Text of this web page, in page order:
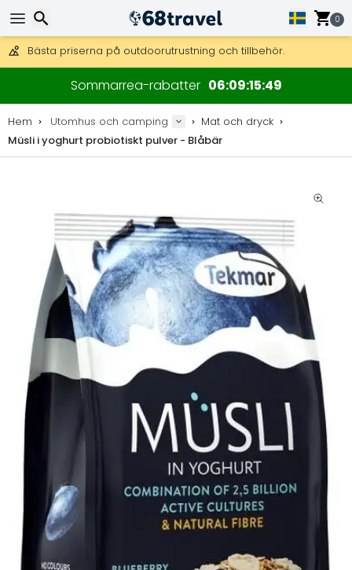
0
DHL Express över natten är också tillgängligt.
30 dagar för retur, 90 dagar för träkartor och dekorationer.
Bästa priserna på outdoorutrustning och tillbehör.
Sommarrea-rabatter 06091548
Hem Utomhus och camping
Mat och dryck
Müsli i yoghurt probiotiskt pulver - Blåbär